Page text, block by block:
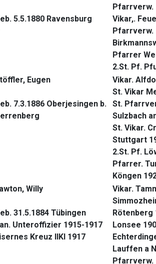
5.5.1880 Ravensburg
Pfarrverw.
Vikar,.
Pfarrverw.
Pfarrer
2.St. Pf.
Eugen
7.3.1886 Oberjesingen b.
Vikar.
St. Vikar
St.
Sulzbach
St. Vikar.
Stuttgart
2.St. Pf.
Pfarrer.
Köngen
Willy
31.5.1884 Tübingen
Unteroffizier 1915-1917
Kreuz IIKl 1917
Vikar.
Rötenberg
Lonsee
Lauffen a
Pfarrverw.